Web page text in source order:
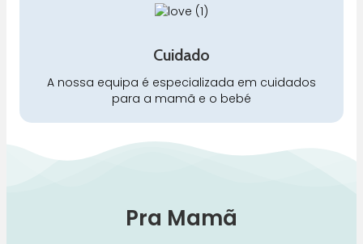
Cuidado
A nossa equipa é especializada em cuidados
para a mamã e o bebé
Pra Mamã